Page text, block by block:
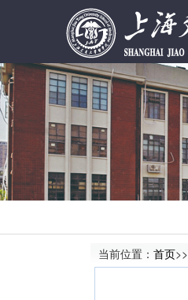
当前位置： 首页>>